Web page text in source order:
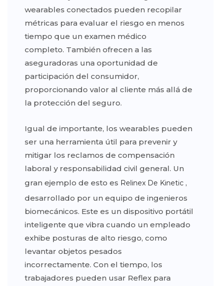
wearables conectados pueden recopilar
métricas para evaluar el riesgo en menos
tiempo que un examen médico
completo. También ofrecen a las
aseguradoras una oportunidad de
participación del consumidor,
proporcionando valor al cliente más allá de
la protección del seguro.
Igual de importante, los wearables pueden
ser una herramienta útil para prevenir y
mitigar los reclamos de compensación
laboral y responsabilidad civil general. Un
gran ejemplo de esto es Relinex De Kinetic ,
desarrollado por un equipo de ingenieros
biomecánicos. Este es un dispositivo portátil
inteligente que vibra cuando un empleado
exhibe posturas de alto riesgo, como
levantar objetos pesados ​​
incorrectamente. Con el tiempo, los
trabajadores pueden usar Reflex para